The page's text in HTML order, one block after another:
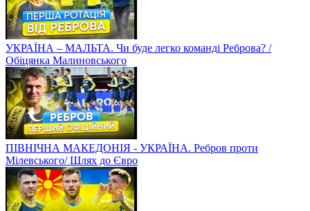
УКРАЇНА – МАЛЬТА. Чи буде легко команді Реброва? /
Обіцянка Малиновського
ПІВНІЧНА МАКЕДОНІЯ - УКРАЇНА. Ребров проти
Мілевського/ Шлях до Євро